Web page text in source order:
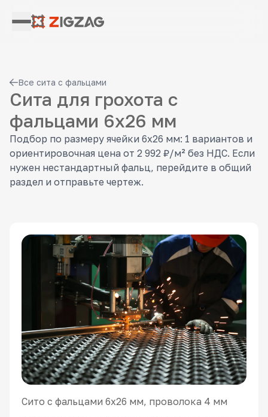
Все сита с фальцами
Сита для грохота с
фальцами 6x26 мм
Подбор по размеру ячейки 6x26 мм: 1 вариантов и
ориентировочная цена от 2 992 ₽/м² без НДС. Если
нужен нестандартный фальц, перейдите в общий
раздел и отправьте чертеж.
Сито с фальцами 6x26 мм, проволока 4 мм